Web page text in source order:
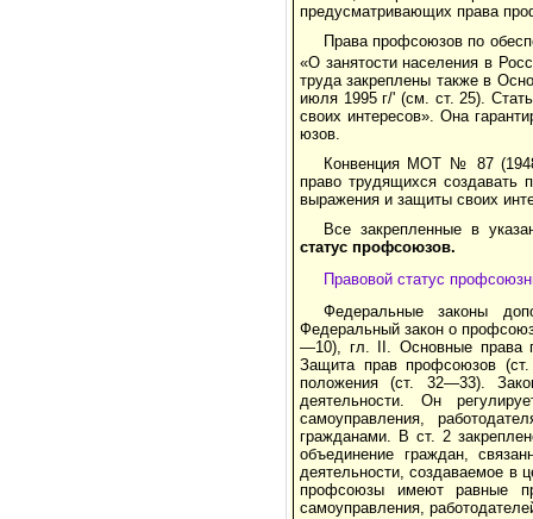
предусматривающих права
Права профсоюзов по
«О занятости населения в
труда закреплены также в
июля 1995 г/' (см. ст. 25).
своих интересов». Она
юзов.
Конвенция МОТ № 87 (1948
право трудящихся создавать
выражения и защиты своих
Все закрепленные в
статус профсоюзов.
Правовой статус
Федеральные законы
Федеральный закон о
—10), гл. II. Основные права
Защита прав профсоюзов
положения (ст. 32—33).
деятельности. Он
самоуправления,
гражданами. В ст. 2
объединение граждан,
деятельности, создаваемое в
профсоюзы имеют равные
самоуправления,